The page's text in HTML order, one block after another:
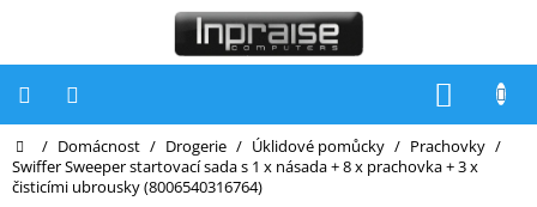
Počítače
Počítače
Domů
/ Domácnost / Drogerie / Úklidové pomůcky / Prachovky /
Swiffer Sweeper startovací sada s 1 x násada + 8 x prachovka + 3 x
čisticími ubrousky (8006540316764)